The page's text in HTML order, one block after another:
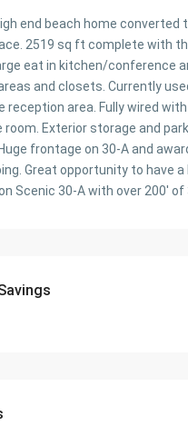
end beach home converted
2519 sq ft complete with
eat in kitchen/conference
and closets. Currently
reception area. Fully wired
room. Exterior storage and
frontage on 30-A and
Great opportunity to have
Scenic 30-A with over 200′